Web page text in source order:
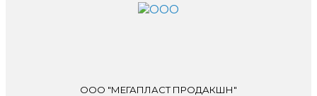
ООО "МЕГАПЛАСТ ПРОДАКШН"